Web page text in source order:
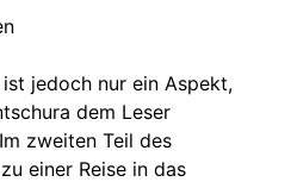
jedoch nur ein Aspekt,
dem Leser
zweiten Teil des
einer Reise in das